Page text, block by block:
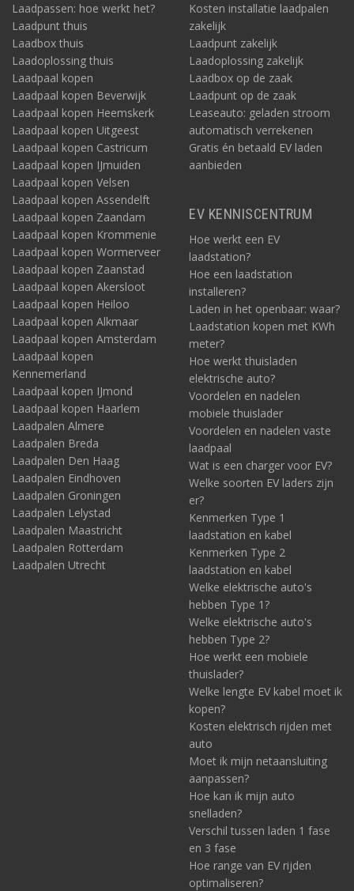
Laadpassen: hoe werkt het?
Laadpunt thuis
Laadbox thuis
Laadoplossing thuis
Laadpaal kopen
Laadpaal kopen Beverwijk
Laadpaal kopen Heemskerk
Laadpaal kopen Uitgeest
Laadpaal kopen Castricum
Laadpaal kopen IJmuiden
Laadpaal kopen Velsen
Laadpaal kopen Assendelft
Laadpaal kopen Zaandam
Laadpaal kopen Krommenie
Laadpaal kopen Wormerveer
Laadpaal kopen Zaanstad
Laadpaal kopen Akersloot
Laadpaal kopen Heiloo
Laadpaal kopen Alkmaar
Laadpaal kopen Amsterdam
Laadpaal kopen
Kennemerland
Laadpaal kopen IJmond
Laadpaal kopen Haarlem
Laadpalen Almere
Laadpalen Breda
Laadpalen Den Haag
Laadpalen Eindhoven
Laadpalen Groningen
Laadpalen Lelystad
Laadpalen Maastricht
Laadpalen Rotterdam
Laadpalen Utrecht
Kosten installatie laadpalen
zakelijk
Laadpunt zakelijk
Laadoplossing zakelijk
Laadbox op de zaak
Laadpunt op de zaak
Leaseauto: geladen stroom
automatisch verrekenen
Gratis én betaald EV laden
aanbieden
EV KENNISCENTRUM
Hoe werkt een EV
laadstation?
Hoe een laadstation
installeren?
Laden in het openbaar: waar?
Laadstation kopen met KWh
meter?
Hoe werkt thuisladen
elektrische auto?
Voordelen en nadelen
mobiele thuislader
Voordelen en nadelen vaste
laadpaal
Wat is een charger voor EV?
Welke soorten EV laders zijn
er?
Kenmerken Type 1
laadstation en kabel
Kenmerken Type 2
laadstation en kabel
Welke elektrische auto's
hebben Type 1?
Welke elektrische auto's
hebben Type 2?
Hoe werkt een mobiele
thuislader?
Welke lengte EV kabel moet ik
kopen?
Kosten elektrisch rijden met
auto
Moet ik mijn netaansluiting
aanpassen?
Hoe kan ik mijn auto
snelladen?
Verschil tussen laden 1 fase
en 3 fase
Hoe range van EV rijden
optimaliseren?